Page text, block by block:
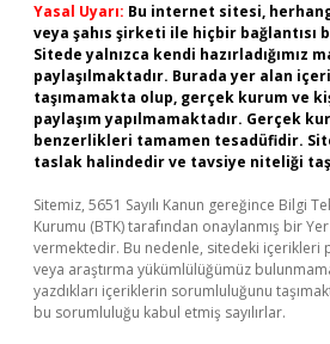
Yasal Uyarı: Bu internet sitesi,
veya şahıs şirketi ile hiçbir bağlantısı
Sitede yalnızca kendi hazırladığımız
paylaşılmaktadır. Burada yer alan
taşımamakta olup, gerçek kurum ve
paylaşım yapılmamaktadır. Gerçek
benzerlikleri tamamen tesadüfidir.
taslak halindedir ve tavsiye niteliği
Sitemiz, 5651 Sayılı Kanun gereğince Bilgi
Kurumu (BTK) tarafından onaylanmış bir
vermektedir. Bu nedenle, sitedeki içerikleri
veya araştırma yükümlülüğümüz
yazdıkları içeriklerin sorumluluğunu
bu sorumluluğu kabul etmiş sayılırlar.